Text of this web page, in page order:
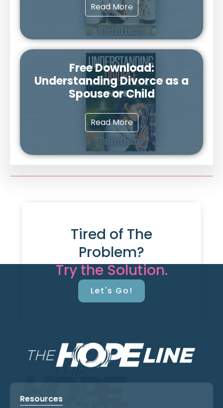
Read More
Free Download:
Understanding Divorce as a
Spouse or Child
Read More
Tired of The
Problem?
Try the Solution.
Let's Go!
Resources